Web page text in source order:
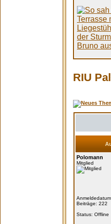
RIU
Polomann
Mitglied
Beiträge: 222
Status: Offline